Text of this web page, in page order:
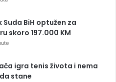
Suda BiH optužen za
skoro 197.000 KM
igra tenis života i nema
stane